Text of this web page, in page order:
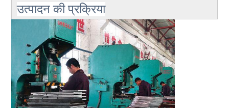
उत्पादन की प्रक्रिया